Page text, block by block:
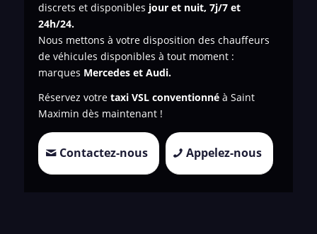
discrets et disponibles jour et nuit, 7j/7 et
24h/24.
Nous mettons à votre disposition des chauffeurs
de véhicules disponibles à tout moment :
marques Mercedes et Audi.
Réservez votre taxi VSL conventionné à Saint
Maximin dès maintenant !
Contactez-nous Appelez-nous